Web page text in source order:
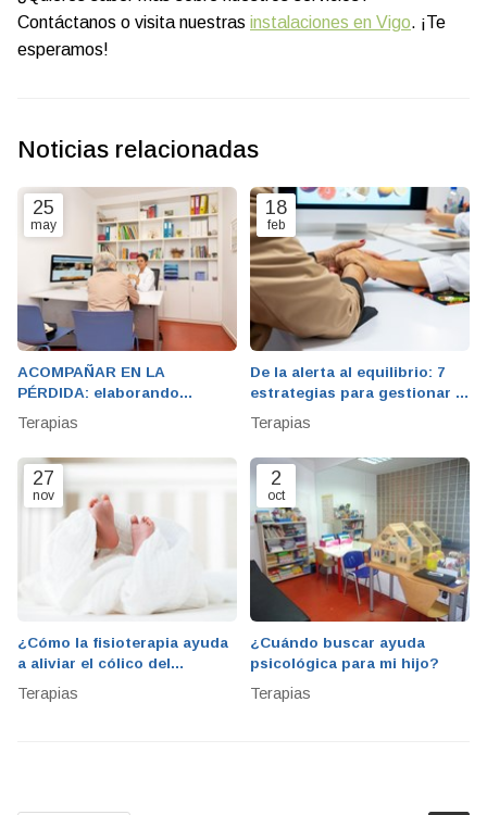
Contáctanos o visita nuestras instalaciones en Vigo. ¡Te
esperamos!
Noticias relacionadas
25
may
ACOMPAÑAR EN LA
PÉRDIDA: elaborando
sanamente el DUELO
Terapias
18
feb
De la alerta al equilibrio: 7
estrategias para gestionar la
ansiedad en tu día a día
Terapias
27
nov
¿Cómo la fisioterapia ayuda
a aliviar el cólico del
lactante?
Terapias
2
oct
¿Cuándo buscar ayuda
psicológica para mi hijo?
Terapias